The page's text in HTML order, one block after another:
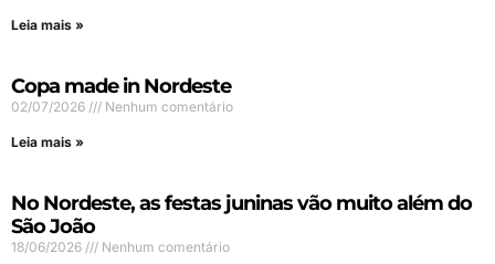
Leia mais »
Copa made in Nordeste
02/07/2026 Nenhum comentário
Leia mais »
No Nordeste, as festas juninas vão muito além do
São João
18/06/2026 Nenhum comentário